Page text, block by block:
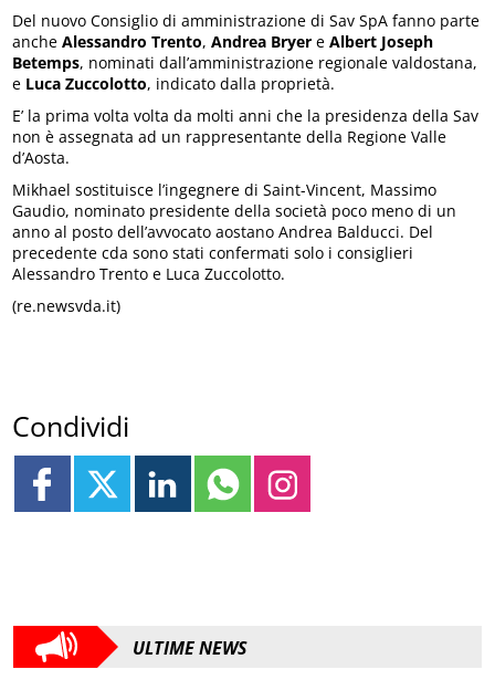
Del nuovo Consiglio di amministrazione di Sav SpA fanno parte
ancheAlessandro Trento,Andrea Bryer eAlbert Joseph
Betemps, nominati dall’amministrazione regionale valdostana,
e Luca Zuccolotto, indicato dalla proprietà.
E’ la prima volta volta da molti anni che la presidenza della Sav
non è assegnata ad un rappresentante della Regione Valle
d’Aosta.
Mikhael sostituisce l’ingegnere di Saint-Vincent, Massimo
Gaudio, nominato presidente della società poco meno di un
anno al posto dell’avvocato aostano Andrea Balducci. Del
precedente cda sono stati confermati solo i consiglieri
Alessandro Trento e Luca Zuccolotto.
(re.newsvda.it)
Condividi
ULTIME NEWS